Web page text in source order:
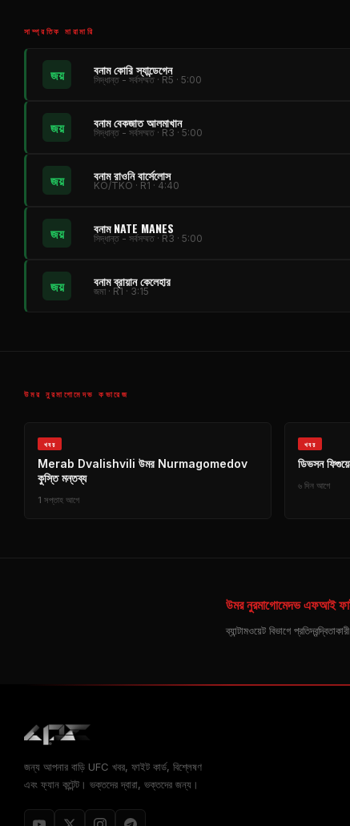
সাম্প্রতিক মারামারি
জয় বনাম কোরি স্যান্ডেগেন
সিদ্ধান্ত - সর্বসম্মত · R5 · 5:00
জয় বনাম বেকজাত আলমাখান
সিদ্ধান্ত - সর্বসম্মত · R3 · 5:00
জয় বনাম রাওনি বার্সেলোস
KO/TKO · R1 · 4:40
জয় বনাম NATE MANES
সিদ্ধান্ত - সর্বসম্মত · R3 · 5:00
জয় বনাম ব্রায়ান কেলেহার
জমা · R1 · 3:15
উমর নুরমাগোমেদভ কভারেজ
খবর
Merab Dvalishvili উমর Nurmagomedov
কুস্তি মন্তব্য
1 সপ্তাহ আগে
খবর
ডিভসন
৬ দিন আগে
উমর নুরমাগোমেদভ এফআই
ব্যান্টামওয়েট বিভাগে
জন্য আপনার বাড়ি UFC খবর, ফাইট কার্ড, বিশ্লেষণ
এবং ফ্যান কন্টেন্ট। ভক্তদের দ্বারা, ভক্তদের জন্য।